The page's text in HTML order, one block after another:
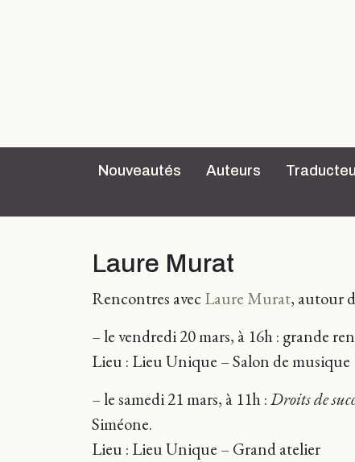
Nouveautés Auteurs
Laure Murat
Rencontres avecLaure Murat, autour
– le vendredi 20 mars, à 16h : grande
Lieu : Lieu Unique – Salon de musique
– le samedi 21 mars, à 11h :Droits de
Siméone.
Lieu : Lieu Unique – Grand atelier